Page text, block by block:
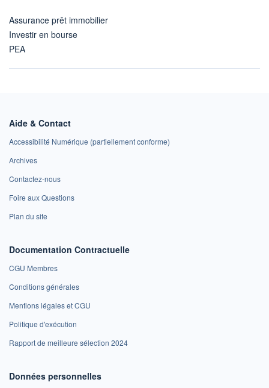
Assurance prêt immobilier
Investir en bourse
PEA
Aide & Contact
Accessibilité Numérique (partiellement conforme)
Archives
Contactez-nous
Foire aux Questions
Plan du site
Documentation Contractuelle
CGU Membres
Conditions générales
Mentions légales et CGU
Politique d'exécution
Rapport de meilleure sélection 2024
Données personnelles